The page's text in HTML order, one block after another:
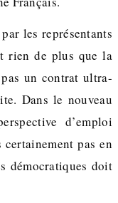
les représentants
rien de plus que la
un contrat ultra-
Dans le nouveau
d’emploi
pas en
démocratiques doit